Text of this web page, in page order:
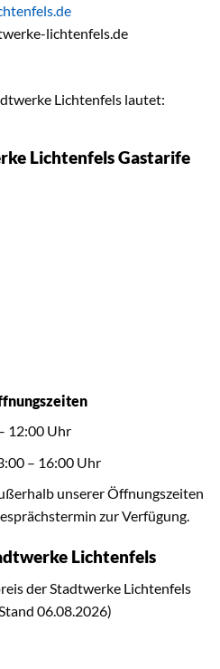
lichtenfels.de
Lichtenfels lautet:
Lichtenfels Gastarife
12:00 Uhr
– 16:00 Uhr
unserer Öffnungszeiten
zur Verfügung.
Lichtenfels
der Stadtwerke Lichtenfels
06.08.2026)